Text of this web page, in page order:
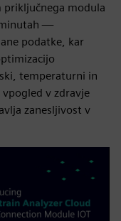
modula
minutah —
podatke, kar
temperaturni in
v zdravje
zanesljivost v